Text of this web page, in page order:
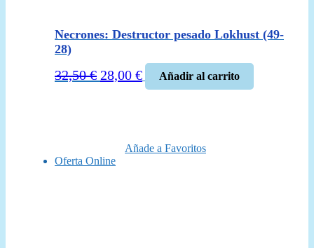
Necrones: Destructor pesado Lokhust (49-
28)
32,50€ El
28,00 €El
precio
Añadir al carrito
Añade a Favoritos
Oferta Online